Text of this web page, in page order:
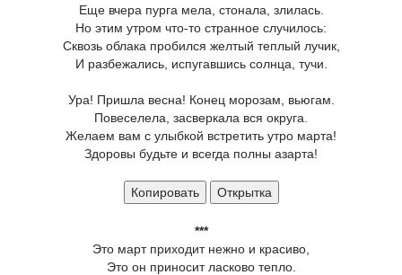
Еще вчера пурга мела, стонала, злилась.
Но этим утром что-то странное случилось:
Сквозь облака пробился желтый теплый лучик,
И разбежались, испугавшись солнца, тучи.
Ура! Пришла весна! Конец морозам, вьюгам.
Повеселела, засверкала вся округа.
Желаем вам с улыбкой встретить утро марта!
Здоровы будьте и всегда полны азарта!
Копировать Открытка
***
Это март приходит нежно и красиво,
Это он приносит ласково тепло.